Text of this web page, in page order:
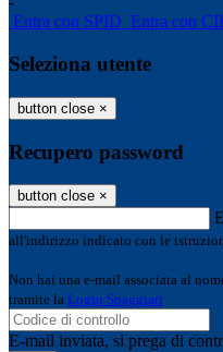
Entra con SPID Entra con
Seleziona utente
button close ×
Recupero password
button close ×
all'indirizzo indicato con le
Non hai una e-mail associata al
tramite la Login Spaggiari
E-mail inviata, si prega di